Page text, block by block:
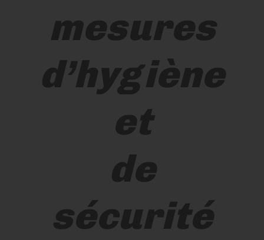
mesures
d’hygiène
et
de
sécurité